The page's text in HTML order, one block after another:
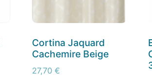
Cortina Jaquard
Cachemire Beige
27,70 €